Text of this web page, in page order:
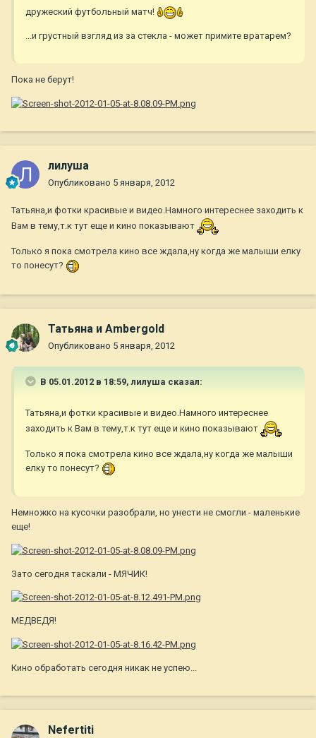
дружеский футбольный матч!
...и грустный взгляд из за стекла - может примите вратарем?
Пока не берут!
лилуша
Опубликовано 5 января, 2012
Татьяна,и фотки красивые и видео.Намного интереснее заходить к
Вам в тему,т.к тут еще и кино показывают
Только я пока смотрела кино все ждала,ну когда же малыши елку
то понесут?
Татьяна и Ambergold
Опубликовано 5 января, 2012
В 05.01.2012 в 18:59, лилуша сказал:
Татьяна,и фотки красивые и видео.Намного интереснее
заходить к Вам в тему,т.к тут еще и кино показывают
Только я пока смотрела кино все ждала,ну когда же малыши
елку то понесут?
Немножко на кусочки разобрали, но унести не смогли - маленькие
еще!
Зато сегодня таскали - МЯЧИК!
МЕДВЕДЯ!
Кино обработать сегодня никак не успею...
Nefertiti